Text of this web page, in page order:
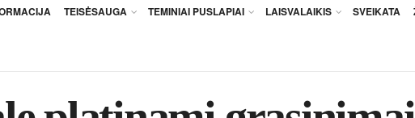
TEISĖSAUGA TEMINIAI PUSLAPIAI LAISVALAIKIS SVEIKATA